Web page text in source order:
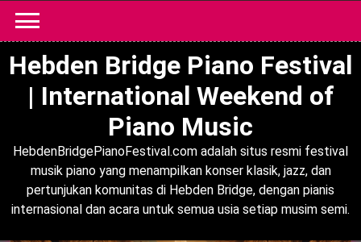
content
Hebden Bridge Piano Festival
| International Weekend of
Piano Music
HebdenBridgePianoFestival.com adalah situs resmi festival
musik piano yang menampilkan konser klasik, jazz, dan
pertunjukan komunitas di Hebden Bridge, dengan pianis
internasional dan acara untuk semua usia setiap musim semi.